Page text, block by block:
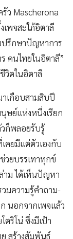
ว Mascherona
เพจสะใภ้อิตาลี
ปรึกษาปัญหาการ
คนไทยในอิตาลี”
วิตในอิตาลี
าเกือบสามสิบปี
ษย์แห่งหนึ่งเรียก
ก็พลอยรับรู้
คยมีแต่ตัวเองกับ
วยบรรเทาทุกข์
าม ได้เห็นปัญหา
มความรู้คำถาม-
นอกจากเพจแล้ว
ริโน่ ซึ่งมีเป้า
สร้างสัมพันธ์